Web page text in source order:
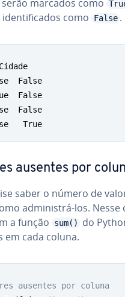
marcados como
como
False
False
False
False
True
ausentes por
saber o número de
ad­mi­nis­trá-los. Nesse
a função sum()
do
em cada coluna.
ausentes por coluna